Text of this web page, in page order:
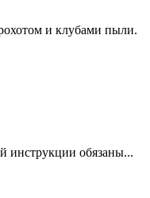
и клубами пыли.
инструкции обязаны...